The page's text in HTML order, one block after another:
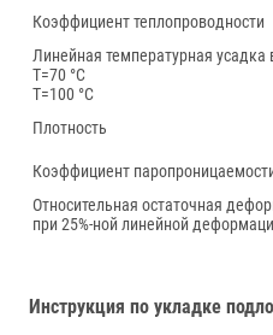
Коэффициент теплопроводности
Линейная температурная усадка
Т=70 °С
Т=100 °С
Плотность
Коэффициент
Относительная остаточная
при 25%-ной линейной
Инструкция по укладке